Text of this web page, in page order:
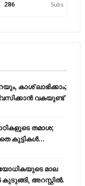
286 Subs
കാശ് ലാഭിക്കാം;
വകയുണ്ട്
തമാശ;
കുട്ടികൾ...
മാല
കുടുങ്ങി, അറസ്റ്റില്‍.